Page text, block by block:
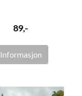
89,-
Informasjon